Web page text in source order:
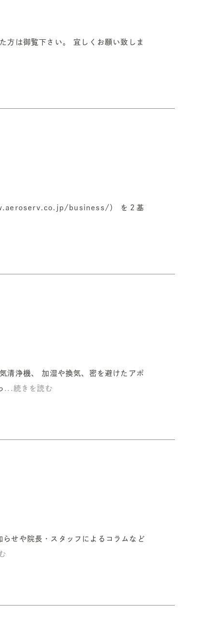
方は御覧下さい。 宜しくお願い致しま
business/） を２基
清浄機、 加湿や換気、密を避けたアポ
...続きを読む
せや院長・スタッフによるコラムなど